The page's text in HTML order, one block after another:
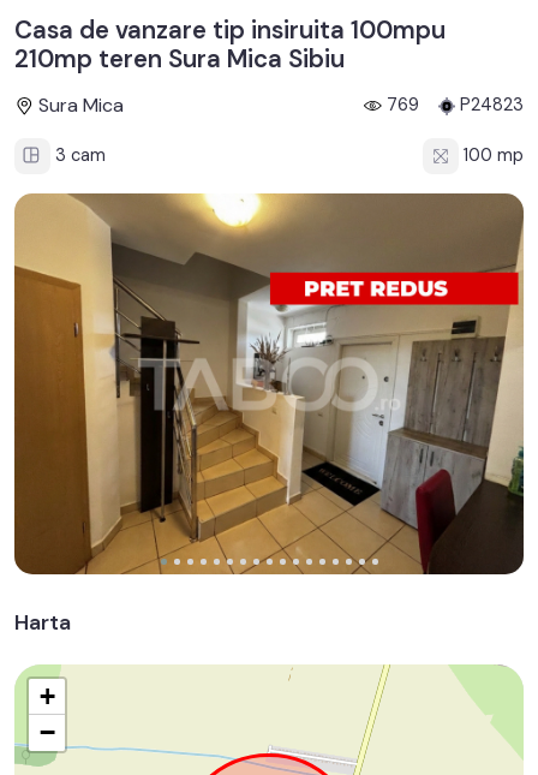
Casa de vanzare tip insiruita 100mpu
210mp teren Sura Mica Sibiu
Sura Mica 769 P24823
3 cam 100 mp
Harta
+
−